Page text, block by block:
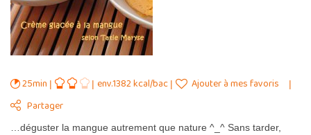
25min env.1382 kcal/bac
Ajouter à mes favoris
Partager
…déguster la mangue autrement que nature ^_^ Sans tarder,